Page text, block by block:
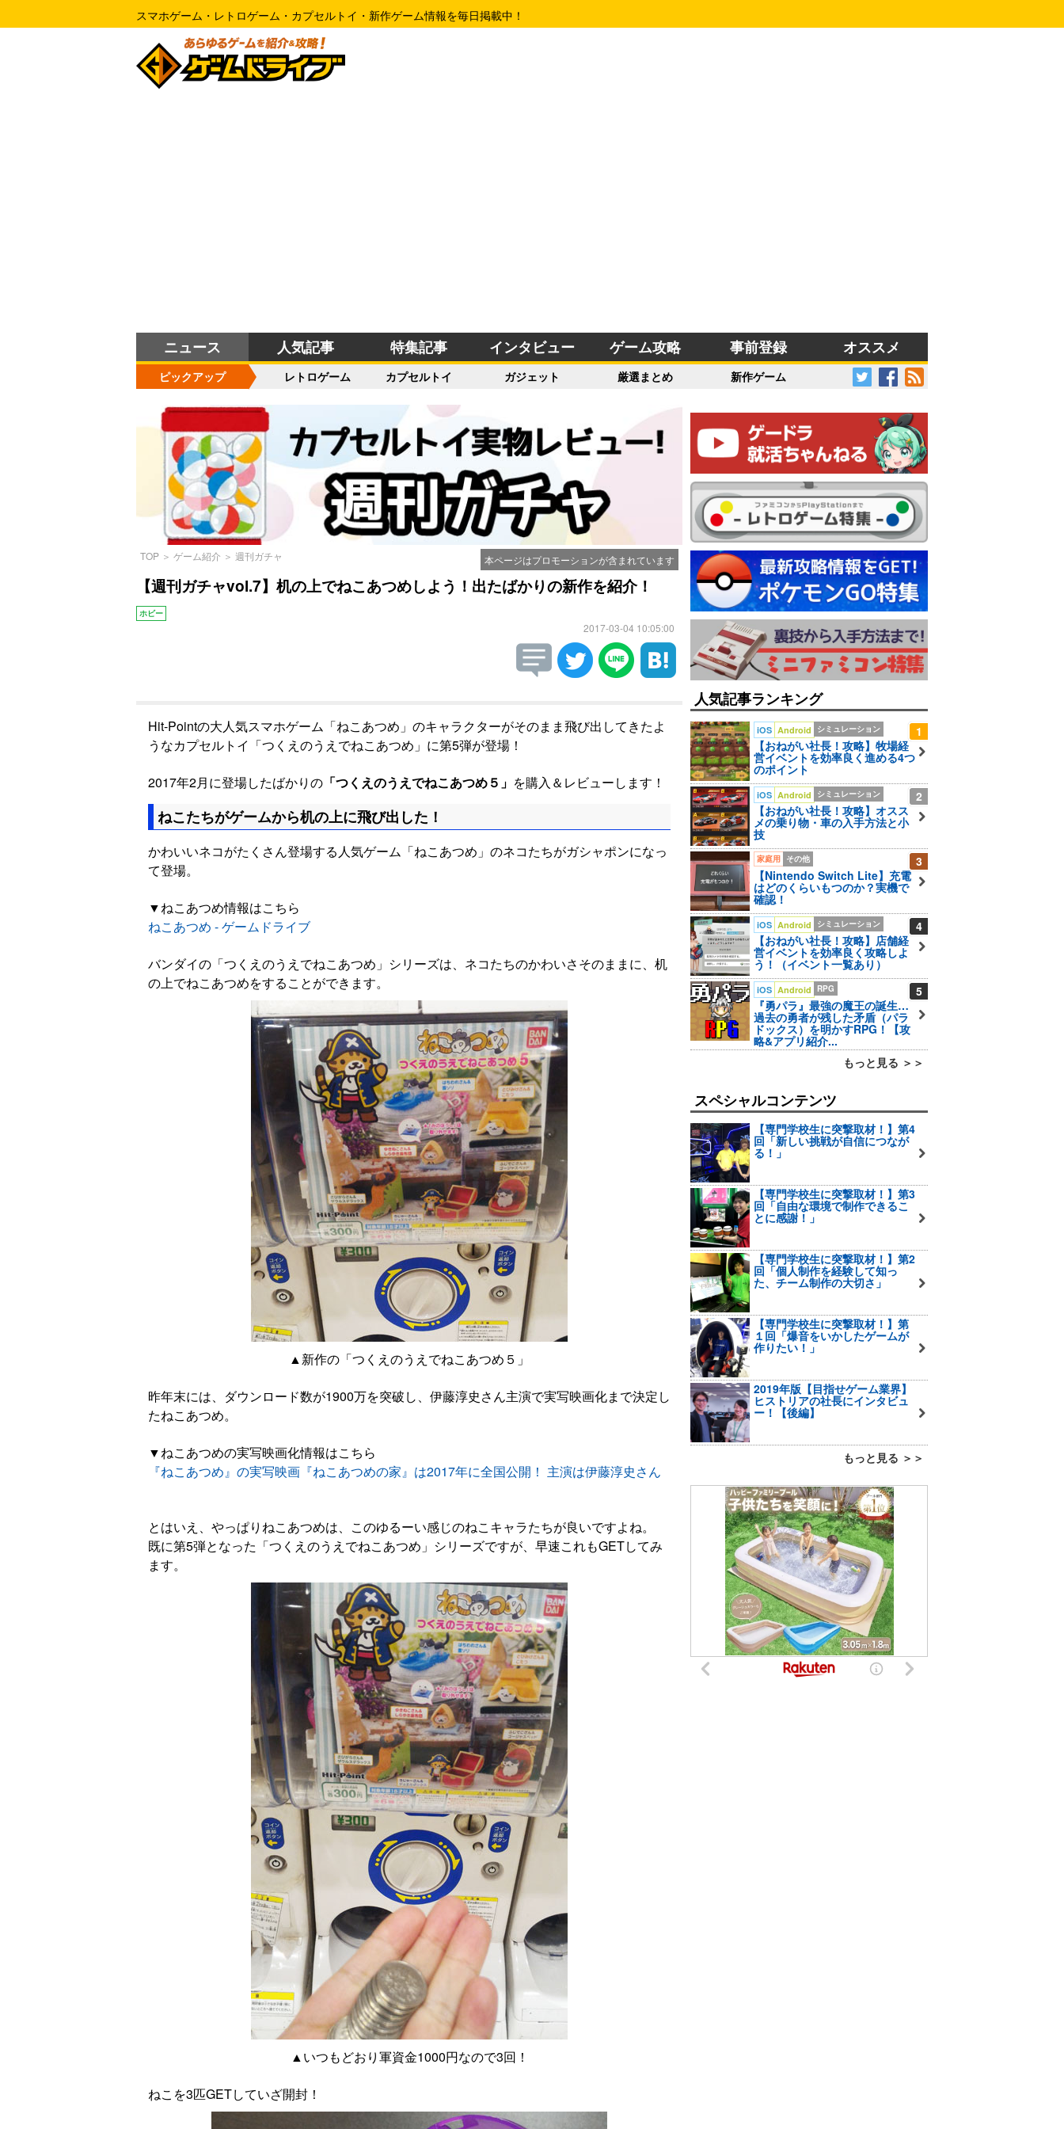
スマホゲーム・レトロゲーム・カプセルトイ・新作ゲーム情報を毎日掲載中！
ニュース 人気記事 特集記事 インタビュー ゲーム攻略 事前登録 オススメ
ピックアップ レトロゲーム カプセルトイ ガジェット 厳選まとめ 新作ゲーム
本ページはプロモーションが含まれています
TOP ＞ ゲーム紹介 ＞ 週刊ガチャ
【週刊ガチャvol.7】机の上でねこあつめしよう！出たばかりの新作を紹介！
ホビー
2017-03-04 10:05:00
Hit-Pointの大人気スマホゲーム「ねこあつめ」のキャラクターがそのまま飛び出してきたよ
うなカプセルトイ「つくえのうえでねこあつめ」に第5弾が登場！
2017年2月に登場したばかりの 「つくえのうえでねこあつめ５」 を購入＆レビューします！
ねこたちがゲームから机の上に飛び出した！
かわいいネコがたくさん登場する人気ゲーム「ねこあつめ」のネコたちがガシャポンになっ
て登場。
▼ねこあつめ情報はこちら
ねこあつめ - ゲームドライブ
バンダイの「つくえのうえでねこあつめ」シリーズは、ネコたちのかわいさそのままに、机
の上でねこあつめをすることができます。
▲新作の「つくえのうえでねこあつめ５」
昨年末には、ダウンロード数が1900万を突破し、伊藤淳史さん主演で実写映画化まで決定し
たねこあつめ。
▼ねこあつめの実写映画化情報はこちら
『ねこあつめ』の実写映画『ねこあつめの家』は2017年に全国公開！ 主演は伊藤淳史さん
とはいえ、やっぱりねこあつめは、このゆるーい感じのねこキャラたちが良いですよね。
既に第5弾となった「つくえのうえでねこあつめ」シリーズですが、早速これもGETしてみ
ます。
▲いつもどおり軍資金1000円なので3回！
ねこを3匹GETしていざ開封！
人気記事ランキング
1
iOS Android シミュレーション
【おねがい社長！攻略】牧場経
営イベントを効率良く進める4つ
のポイント
2
iOS Android シミュレーション
【おねがい社長！攻略】オスス
メの乗り物・車の入手方法と小
技
3
家庭用 その他
【Nintendo Switch Lite】充電
はどのくらいもつのか？実機で
確認！
4
iOS Android シミュレーション
【おねがい社長！攻略】店舗経
営イベントを効率良く攻略しよ
う！（イベント一覧あり）
5
iOS Android RPG
『勇パラ』最強の魔王の誕生…
過去の勇者が残した矛盾（パラ
ドックス）を明かすRPG！【攻
略&アプリ紹介...
もっと見る ＞＞
スペシャルコンテンツ
【専門学校生に突撃取材！】第4
回「新しい挑戦が自信につなが
る！」
【専門学校生に突撃取材！】第3
回「自由な環境で制作できるこ
とに感謝！」
【専門学校生に突撃取材！】第2
回「個人制作を経験して知っ
た、チーム制作の大切さ」
【専門学校生に突撃取材！】第
１回「爆音をいかしたゲームが
作りたい！」
2019年版【目指せゲーム業界】
ヒストリアの社長にインタビュ
ー！【後編】
もっと見る ＞＞